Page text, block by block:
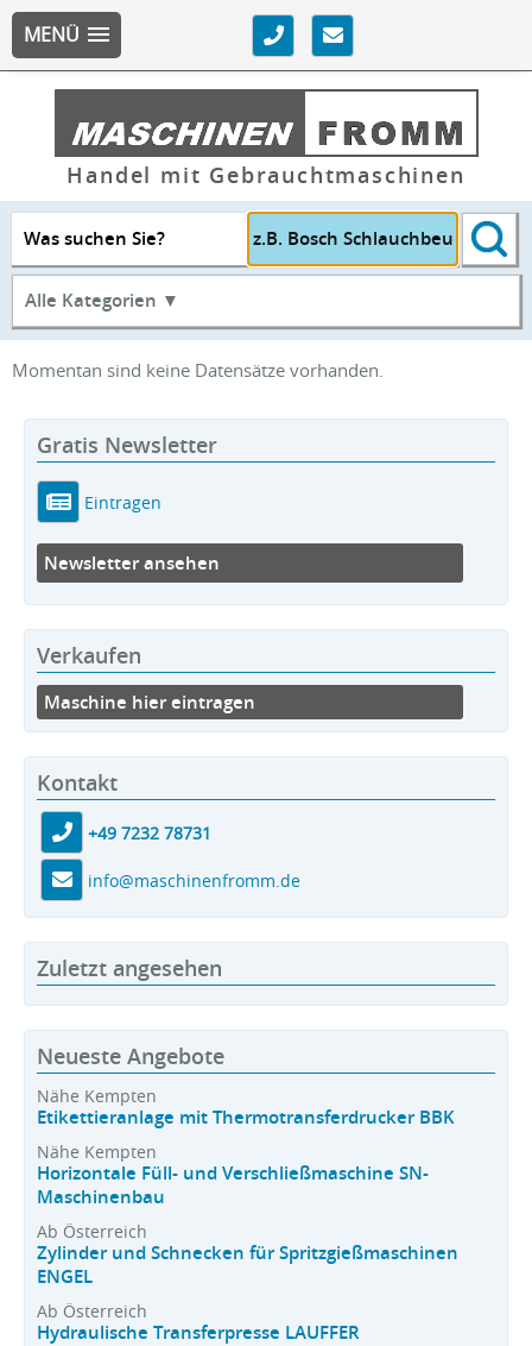
MENÜ
Handel mit Gebrauchtmaschinen
Was suchen Sie?
Alle Kategorien ▼
Momentan sind keine Datensätze vorhanden.
Gratis Newsletter
Eintragen
Newsletter ansehen
Verkaufen
Maschine hier eintragen
Kontakt
+49 7232 78731
info@maschinenfromm.de
Zuletzt angesehen
Neueste Angebote
Nähe Kempten
Etikettieranlage mit Thermotransferdrucker BBK
Nähe Kempten
Horizontale Füll- und Verschließmaschine SN-
Maschinenbau
Ab Österreich
Zylinder und Schnecken für Spritzgießmaschinen
ENGEL
Ab Österreich
Hydraulische Transferpresse LAUFFER